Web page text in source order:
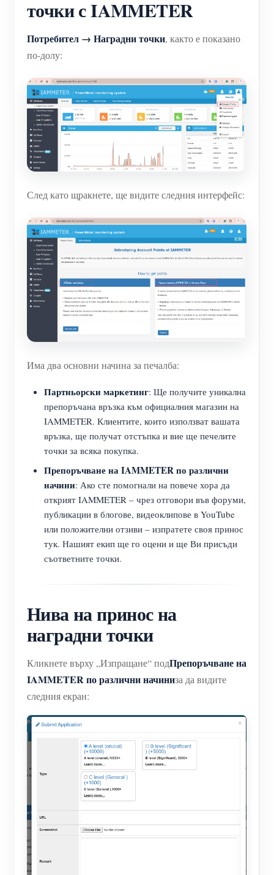
точки с IAMMETER
Потребител → Наградни точки, както е показано
по-долу:
След като щракнете, ще видите следния интерфейс:
Има два основни начина за печалба:
Партньорски маркетинг: Ще получите уникална
препоръчана връзка към официалния магазин на
IAMMETER. Клиентите, които използват вашата
връзка, ще получат отстъпка и вие ще печелите
точки за всяка покупка.
Препоръчване на IAMMETER по различни
начини: Ако сте помогнали на повече хора да
открият IAMMETER – чрез отговори във форуми,
публикации в блогове, видеоклипове в YouTube
или положителни отзиви – изпратете своя принос
тук. Нашият екип ще го оцени и ще Ви присъди
съответните точки.
Нива на принос на
наградни точки
Кликнете върху „Изпращане“ подПрепоръчване на
IAMMETER по различни начиниза да видите
следния екран: